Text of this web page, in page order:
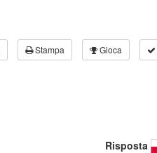
Stampa Gioca
Risposta